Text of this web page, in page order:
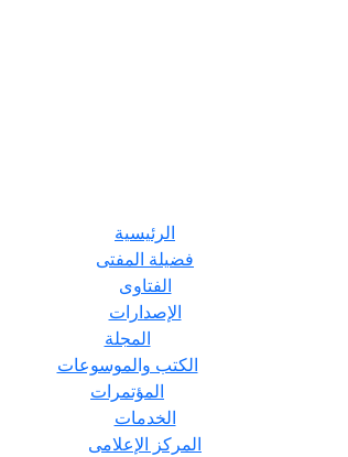
الرئيسية
فضيلة المفتى
الفتاوى
الإصدارات
المجلة
الكتب والموسوعات
المؤتمرات
الخدمات
المركز الإعلامى